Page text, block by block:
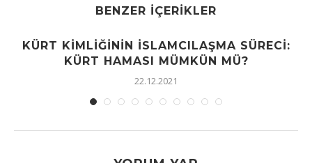
BENZER İÇERIKLER
KÜRT KIMLIĞININ İSLAMCILAŞMA SÜRECI:
KÜRT HAMASI MÜMKÜN MÜ?
22.12.2021